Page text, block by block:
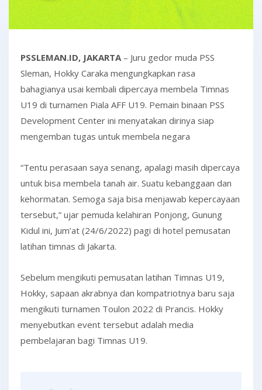
PSSLEMAN.ID, JAKARTA– Juru gedor muda PSS
Sleman, Hokky Caraka mengungkapkan rasa
bahagianya usai kembali dipercaya membela Timnas
U19 di turnamen Piala AFF U19. Pemain binaan PSS
Development Center ini menyatakan dirinya siap
mengemban tugas untuk membela negara
“Tentu perasaan saya senang, apalagi masih dipercaya
untuk bisa membela tanah air. Suatu kebanggaan dan
kehormatan. Semoga saja bisa menjawab kepercayaan
tersebut,” ujar pemuda kelahiran Ponjong, Gunung
Kidul ini, Jum’at (24/6/2022) pagi di hotel pemusatan
latihan timnas di Jakarta.
Sebelum mengikuti pemusatan latihan Timnas U19,
Hokky, sapaan akrabnya dan kompatriotnya baru saja
mengikuti turnamen Toulon 2022 di Prancis. Hokky
menyebutkan event tersebut adalah media
pembelajaran bagi Timnas U19.